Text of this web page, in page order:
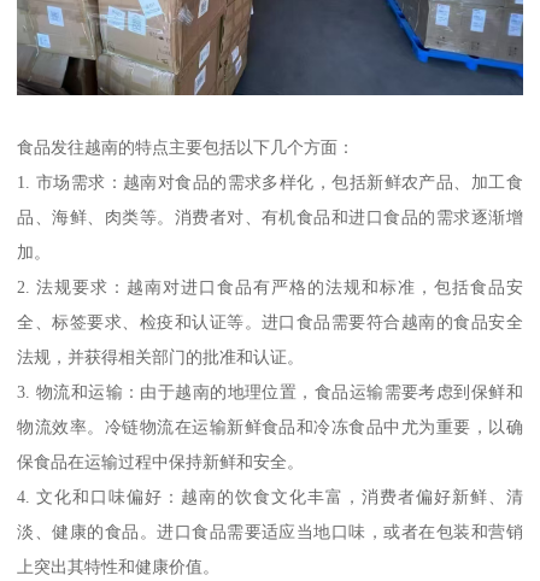
食品发往越南的特点主要包括以下几个方面：
1. 市场需求：越南对食品的需求多样化，包括新鲜农产品、加工食
品、海鲜、肉类等。消费者对、有机食品和进口食品的需求逐渐增
加。
2. 法规要求：越南对进口食品有严格的法规和标准，包括食品安
全、标签要求、检疫和认证等。进口食品需要符合越南的食品安全
法规，并获得相关部门的批准和认证。
3. 物流和运输：由于越南的地理位置，食品运输需要考虑到保鲜和
物流效率。冷链物流在运输新鲜食品和冷冻食品中尤为重要，以确
保食品在运输过程中保持新鲜和安全。
4. 文化和口味偏好：越南的饮食文化丰富，消费者偏好新鲜、清
淡、健康的食品。进口食品需要适应当地口味，或者在包装和营销
上突出其特性和健康价值。